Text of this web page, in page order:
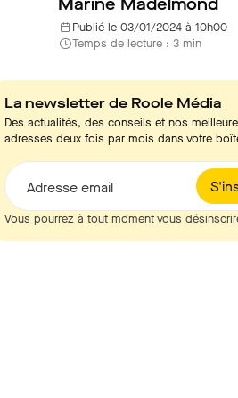
Marine Madelmond
Publié le 03/01/2024 à 10h00
Temps de lecture : 3 min
La newsletter de Roole Média
Des actualités, des conseils et nos
adresses deux fois par mois dans votre
Adresse email
Vous pourrez à tout moment vous